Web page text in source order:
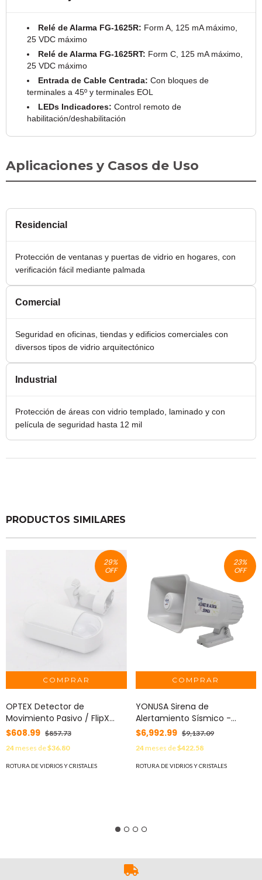
Relé de Alarma FG-1625R: Form A, 125 mA máximo,
25 VDC máximo
Relé de Alarma FG-1625RT: Form C, 125 mA máximo,
25 VDC máximo
Entrada de Cable Centrada: Con bloques de
terminales a 45º y terminales EOL
LEDs Indicadores: Control remoto de
habilitación/deshabilitación
Aplicaciones y Casos de Uso
Residencial
Protección de ventanas y puertas de vidrio en hogares, con
verificación fácil mediante palmada
Comercial
Seguridad en oficinas, tiendas y edificios comerciales con
diversos tipos de vidrio arquitectónico
Industrial
Protección de áreas con vidrio templado, laminado y con
película de seguridad hasta 12 mil
PRODUCTOS SIMILARES
29%
OFF
OPTEX Detector de
Movimiento Pasivo / FlipX
Standard detector PIR para
Con montaje MOD: FLX-S-
ST-CW
$608.99 $857.73
24meses de$36.80
ROTURA DE VIDRIOS Y CRISTALES
23%
OFF
YONUSA Sirena de
Alertamiento Sísmico -
Sonido Oficial MOD: YAS-SIR
$6,992.99 $9,137.09
24meses de$422.58
ROTURA DE VIDRIOS Y CRISTALES